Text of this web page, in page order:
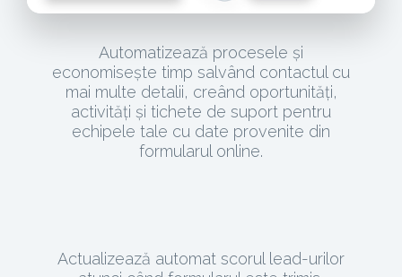
Automatizează procesele și
economisește timp salvând contactul cu
mai multe detalii, creând oportunități,
activități și tichete de suport pentru
echipele tale cu date provenite din
formularul online.
Actualizează automat scorul lead-urilor